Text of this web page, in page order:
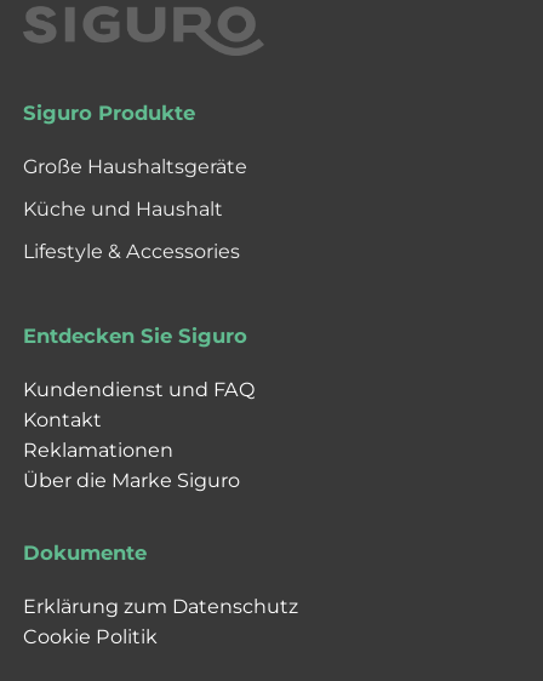
Siguro Produkte
Große Haushaltsgeräte
Küche und Haushalt
Lifestyle & Accessories
Entdecken Sie Siguro
Kundendienst und FAQ
Kontakt
Reklamationen
Über die Marke Siguro
Dokumente
Erklärung zum Datenschutz
Cookie Politik